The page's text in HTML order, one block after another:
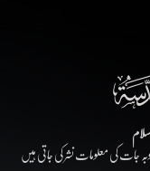
جات کی معلومات نشر کی جاتی ہیں